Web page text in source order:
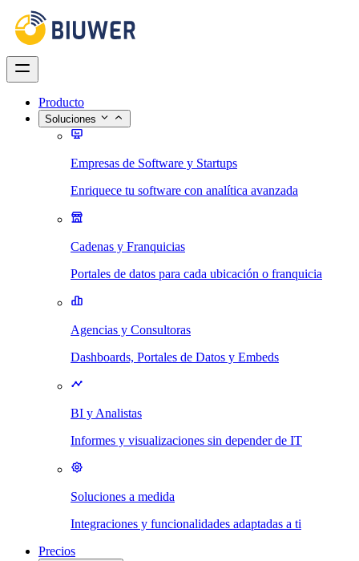
Producto
Soluciones
Empresas de Software y Startups
Enriquece tu software con analítica avanzada
Cadenas y Franquicias
Portales de datos para cada ubicación o franquicia
Agencias y Consultoras
Dashboards, Portales de Datos y Embeds
BI y Analistas
Informes y visualizaciones sin depender de IT
Soluciones a medida
Integraciones y funcionalidades adaptadas a ti
Precios